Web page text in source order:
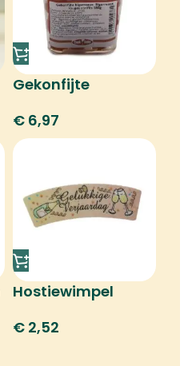
Gekonfijte
€ 6,97
Hostiewimpel
verjaardag
€ 2,52